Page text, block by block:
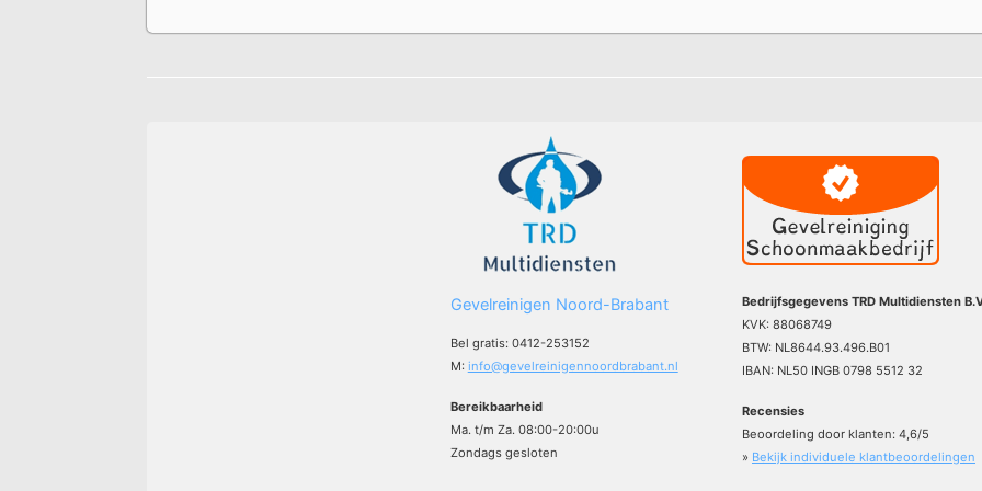
Gevelreinigen Noord-Brabant
Bel gratis: 0412-253152
M: info@gevelreinigennoordbrabant.nl
Bereikbaarheid
Ma. t/m Za. 08:00-20:00u
Zondags gesloten
Bedrijfsgegevens TRD Multidiensten
KVK: 88068749
BTW: NL8644.93.496.B01
IBAN: NL50 INGB 0798 5512 32
Recensies
Beoordeling door klanten: 4,6/5
» Bekijk individuele klantbeoordelingen